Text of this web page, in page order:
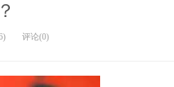
评论(0)